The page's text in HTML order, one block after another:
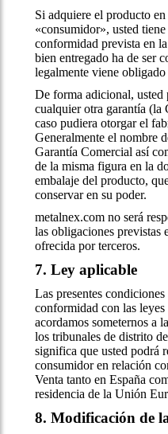
Si adquiere el producto
«consumidor», usted
conformidad prevista en
bien entregado ha de ser
legalmente viene
De forma adicional, usted
cualquier otra garantía (la
caso pudiera otorgar el
Generalmente el nombre
Garantía Comercial así
de la misma figura en la
embalaje del producto,
conservar en su poder.
metalnex.com no será
las obligaciones previstas
ofrecida por terceros.
7. Ley aplicable
Las presentes
conformidad con las leyes
acordamos someternos a
los tribunales de distrito
significa que usted podrá
consumidor en relación
Venta tanto en España
residencia de la Unión
8. Modificación de